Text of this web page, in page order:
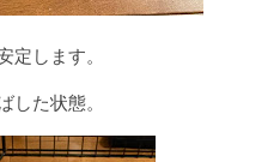
定します。
した状態。